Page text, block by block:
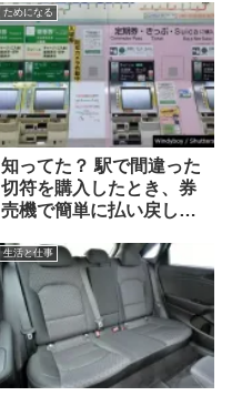
ためになる
知ってた？ 駅で間違った
切符を購入したとき、券
売機で簡単に払い戻しす
生活と仕事